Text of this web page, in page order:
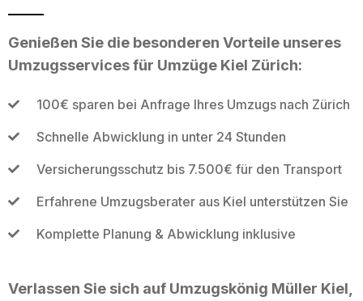
Genießen Sie die besonderen Vorteile unseres
Umzugsservices für Umzüge Kiel Zürich:
100€ sparen bei Anfrage Ihres Umzugs nach Zürich
Schnelle Abwicklung in unter 24 Stunden
Versicherungsschutz bis 7.500€ für den Transport
Erfahrene Umzugsberater aus Kiel unterstützen Sie
Komplette Planung & Abwicklung inklusive
Verlassen Sie sich auf Umzugskönig Müller Kiel,